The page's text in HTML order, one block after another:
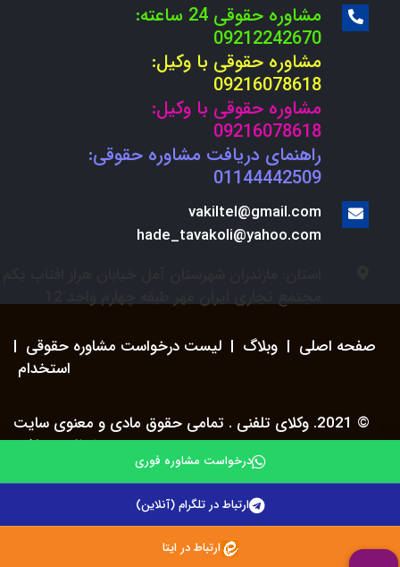
مشاوره حقوقی 24 ساعته:
09212242670
مشاوره حقوقی با وکیل:
09216078618
مشاوره حقوقی با وکیل:
09216078618
راهنمای دریافت مشاوره حقوقی:
01144442509
vakiltel@gmail.com
hade_tavakoli@yahoo.com
صفحه اصلی | وبلاگ | لیست درخواست مشاوره حقوقی |
استخدام
© 2021. وکلای تلفنی . تمامی حقوق مادی و معنوی سایت
محفوظ می باشد.
درخواست مشاوره فوری
ارتباط در تلگرام (آنلاین)
ارتباط در ایتا